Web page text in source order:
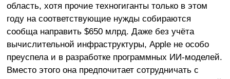
область, хотя прочие техногиганты только в этом
году на соответствующие нужды собираются
сообща направить $650 млрд. Даже без учёта
вычислительной инфраструктуры, Apple не особо
преуспела и в разработке программных ИИ-моделей.
Вместо этого она предпочитает сотрудничать с